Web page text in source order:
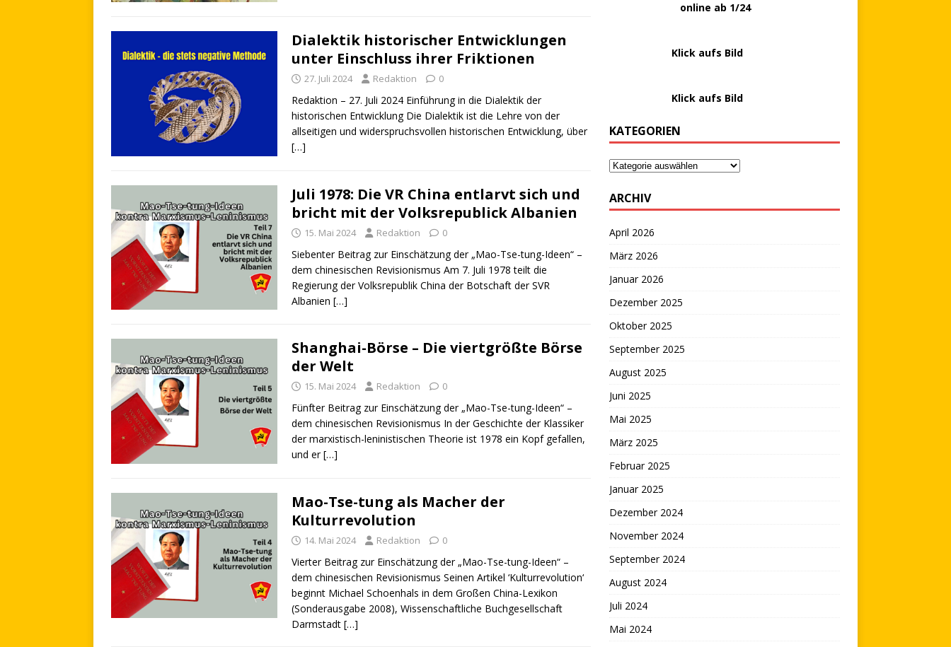
Dialektik historischer Entwicklungen
unter Einschluss ihrer Friktionen
27. Juli 2024 Redaktion 0
Redaktion – 27. Juli 2024 Einführung in die Dialektik der
historischen Entwicklung Die Dialektik ist die Lehre von der
allseitigen und widerspruchsvollen historischen Entwicklung, über
[…]
Juli 1978: Die VR China entlarvt sich und
bricht mit der Volksrepublick Albanien
15. Mai 2024 Redaktion 0
Siebenter Beitrag zur Einschätzung der „Mao-Tse-tung-Ideen“ –
dem chinesischen Revisionismus Am 7. Juli 1978 teilt die
Regierung der Volksrepublik China der Botschaft der SVR
Albanien […]
Shanghai-Börse – Die viertgrößte Börse
der Welt
15. Mai 2024 Redaktion 0
Fünfter Beitrag zur Einschätzung der „Mao-Tse-tung-Ideen“ –
dem chinesischen Revisionismus In der Geschichte der Klassiker
der marxistisch-leninistischen Theorie ist 1978 ein Kopf gefallen,
und er[…]
Mao-Tse-tung als Macher der
Kulturrevolution
14. Mai 2024 Redaktion 0
Vierter Beitrag zur Einschätzung der „Mao-Tse-tung-Ideen“ –
dem chinesischen Revisionismus Seinen Artikel ‘Kulturrevolution‘
beginnt Michael Schoenhals in dem Großen China-Lexikon
(Sonderausgabe 2008), Wissenschaftliche Buchgesellschaft
Darmstadt […]
online ab 1/24
Klick aufs Bild
Klick aufs Bild
KATEGORIEN
ARCHIV
April 2026
März 2026
Januar 2026
Dezember 2025
Oktober 2025
September 2025
August 2025
Juni 2025
Mai 2025
März 2025
Februar 2025
Januar 2025
Dezember 2024
November 2024
September 2024
August 2024
Juli 2024
Mai 2024